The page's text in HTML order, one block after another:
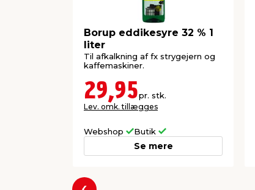
Borup eddikesyre 32 % 1
liter
Til afkalkning af fx strygejern og
kaffemaskiner.
29,95pr. stk.
Lev. omk. tillægges
Webshop Butik
Se mere